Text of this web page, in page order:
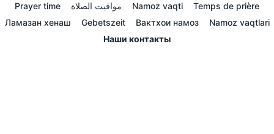
Prayer time مواقيت الصلاة Namoz vaqti
Temps de prière
Ламазан хенаш
Gebetszeit Вактхои намоз
Namoz vaqtlari
Наши контакты